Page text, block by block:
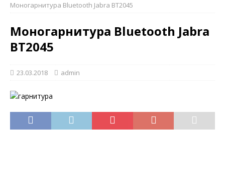
Моногарнитура Bluetooth Jabra ВТ2045
Моногарнитура Bluetooth Jabra
ВТ2045
23.03.2018 admin